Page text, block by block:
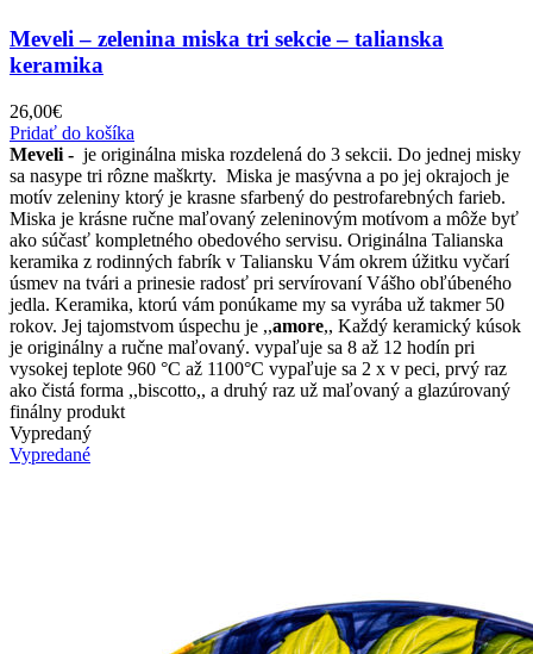
Meveli – zelenina miska tri sekcie – talianska
keramika
26,00€
Pridať do košíka
Meveli - je originálna miska rozdelená do 3 sekcii. Do jednej misky
sa nasype tri rôzne maškrty. Miska je masývna a po jej okrajoch je
motív zeleniny ktorý je krasne sfarbený do pestrofarebných farieb.
Miska je krásne ručne maľovaný zeleninovým motívom a môže byť
ako súčasť kompletného obedového servisu. Originálna Talianska
keramika z rodinných fabrík v Taliansku Vám okrem úžitku vyčarí
úsmev na tvári a prinesie radosť pri servírovaní Vášho obľúbeného
jedla. Keramika, ktorú vám ponúkame my sa vyrába už takmer 50
rokov. Jej tajomstvom úspechu je ,,amore,, Každý keramický kúsok
je originálny a ručne maľovaný. vypaľuje sa 8 až 12 hodín pri
vysokej teplote 960 °C až 1100°C vypaľuje sa 2 x v peci, prvý raz
ako čistá forma ,,biscotto,, a druhý raz už maľovaný a glazúrovaný
finálny produkt
Vypredaný
Vypredané